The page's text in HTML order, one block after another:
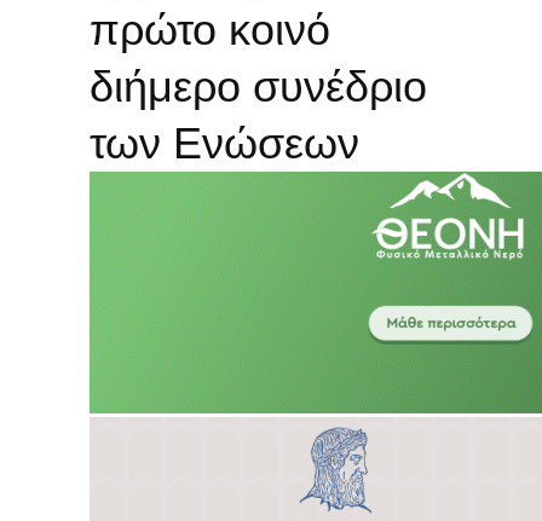
πρώτο κοινό
διήμερο συνέδριο
των Ενώσεων